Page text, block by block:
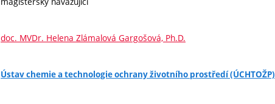
doc. MVDr. Helena Zlámalová Gargošová, Ph.D.
Ústav chemie a technologie ochrany životního prostředí (ÚCHTOŽP)